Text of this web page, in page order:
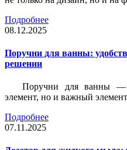
Подробнее
08.12.2025
Поручни для ванны:
решении
Поручни для ванны —
элемент, но и важный
Подробнее
07.11.2025